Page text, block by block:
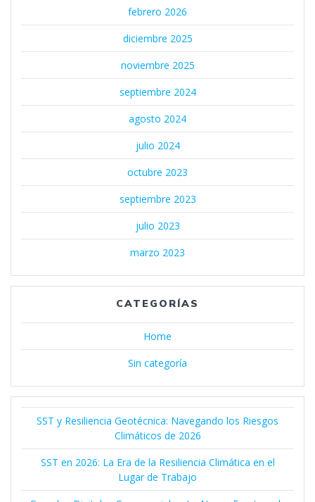
febrero 2026
diciembre 2025
noviembre 2025
septiembre 2024
agosto 2024
julio 2024
octubre 2023
septiembre 2023
julio 2023
marzo 2023
CATEGORÍAS
Home
Sin categoría
SST y Resiliencia Geotécnica: Navegando los Riesgos
Climáticos de 2026
SST en 2026: La Era de la Resiliencia Climática en el
Lugar de Trabajo